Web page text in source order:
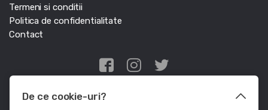
Termeni si conditii
Politica de confidentialitate
Contact
Edris Digital Agency
De ce cookie-uri?